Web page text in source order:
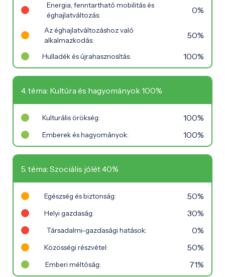
Energia, fenntartható mobilitás és
éghajlatváltozás:
0%
Az éghajlatváltozáshoz való
alkalmazkodás:
50%
Hulladék és újrahasznosítás: 100%
4. téma: Kultúra és hagyományok 100%
Kulturális örökség: 100%
Emberek és hagyományok: 100%
5. téma: Szociális jólét 40%
Egészség és biztonság: 50%
Helyi gazdaság: 30%
Társadalmi-gazdasági hatások: 0%
Közösségi részvétel: 50%
Emberi méltóság: 71%